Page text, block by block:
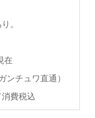
。
在
ンチュワ直通）
費税込